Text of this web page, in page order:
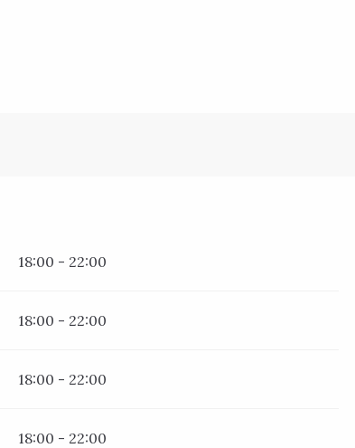
18:00 - 22:00
18:00 - 22:00
18:00 - 22:00
18:00 - 22:00